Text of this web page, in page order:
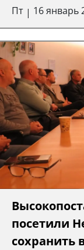
Пт | 16 январь
посетили
сохранить